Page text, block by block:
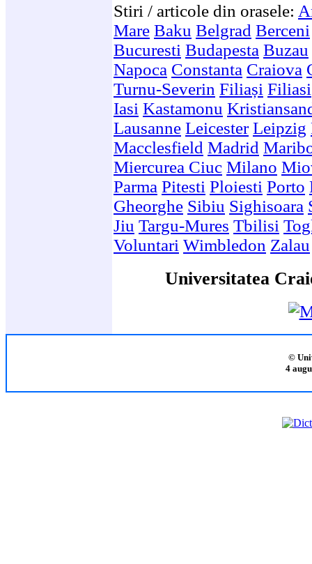
Stiri / articole din orasele:
Mare Baku Belgrad Berceni
Bucuresti Budapesta Buzau
Napoca Constanta Craiova
Turnu-Severin Filiași Filiasi
Iasi Kastamonu
Lausanne Leicester Leipzig
Macclesfield Madrid
Miercurea Ciuc Milano
Parma Pitesti Ploiesti Porto
Gheorghe Sibiu Sighisoara
Jiu Targu-Mures Tbilisi
Voluntari Wimbledon Zalau
Universitatea
©
4